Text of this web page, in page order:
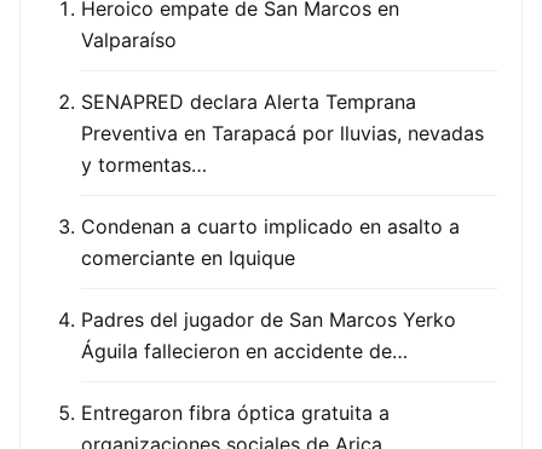
Heroico empate de San Marcos en
Valparaíso
SENAPRED declara Alerta Temprana
Preventiva en Tarapacá por lluvias, nevadas
y tormentas…
Condenan a cuarto implicado en asalto a
comerciante en Iquique
Padres del jugador de San Marcos Yerko
Águila fallecieron en accidente de…
Entregaron fibra óptica gratuita a
organizaciones sociales de Arica